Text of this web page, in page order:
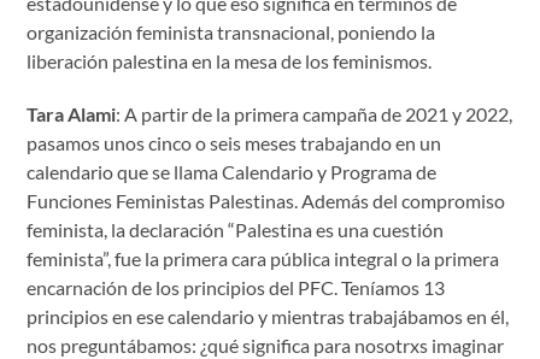
organización feminista transnacional, poniendo la
liberación palestina en la mesa de los feminismos.
Tara Alami: A partir de la primera campaña de 2021 y 2022,
pasamos unos cinco o seis meses trabajando en un
calendario que se llama Calendario y Programa de
Funciones Feministas Palestinas. Además del compromiso
feminista, la declaración “Palestina es una cuestión
feminista”, fue la primera cara pública integral o la primera
encarnación de los principios del PFC. Teníamos 13
principios en ese calendario y mientras trabajábamos en él,
nos preguntábamos: ¿qué significa para nosotrxs imaginar